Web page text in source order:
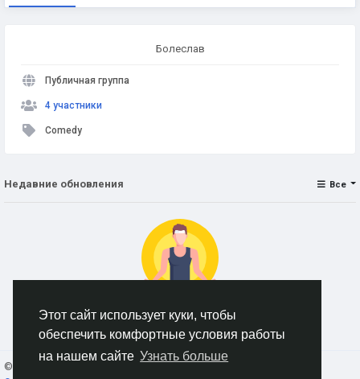
Этот сайт использует куки, чтобы
обеспечить комфортные условия работы
на нашем сайте Узнать больше
Болеслав
Публичная группа
4 участники
Comedy
Недавние обновления Все
Нет данных для отображения
© 2026 AnimeSocial.SU - Первая аниме сеть!